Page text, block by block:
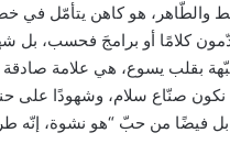
والطّاهر، هو كاهن يتأمّل في
كلامًا أو برامجَ فحسب،
بقلب يسوع، هي علامة
نكون صنّاع سلام، وشهودًا
فيضًا من حبّ “هو نشوة، إنّه